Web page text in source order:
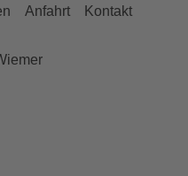
Anfahrt
Kontakt